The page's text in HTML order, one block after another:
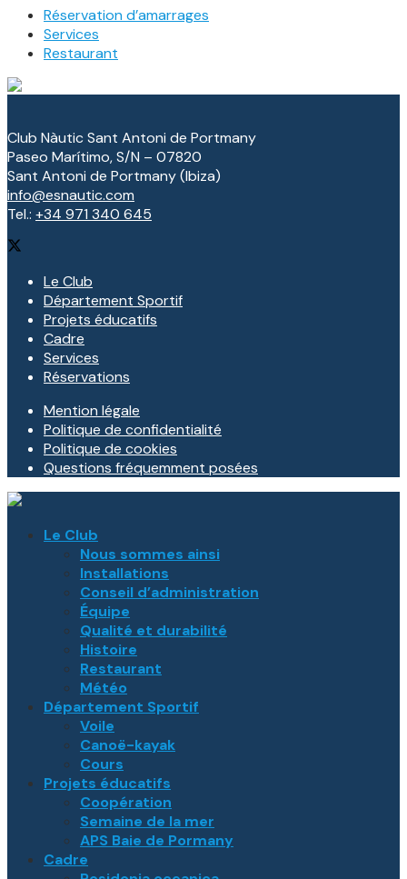
Réservation d’amarrages
Services
Restaurant
Club Nàutic Sant Antoni de Portmany
Paseo Marítimo, S/N – 07820
Sant Antoni de Portmany (Ibiza)
info@esnautic.com
Tel.: +34 971 340 645
Le Club
Département Sportif
Projets éducatifs
Cadre
Services
Réservations
Mention légale
Politique de confidentialité
Politique de cookies
Questions fréquemment posées
Le Club
Nous sommes ainsi
Installations
Conseil d’administration
Équipe
Qualité et durabilité
Histoire
Restaurant
Météo
Département Sportif
Voile
Canoë-kayak
Cours
Projets éducatifs
Coopération
Semaine de la mer
APS Baie de Pormany
Cadre